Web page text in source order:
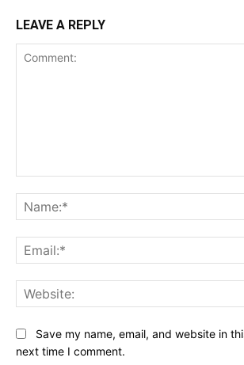
LEAVE A REPLY
Save my name, email, and website in
next time I comment.